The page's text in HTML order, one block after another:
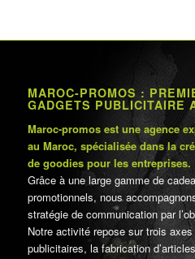
MAROC-PROMOS :
GADGETS PUBLICITAIRE
Maroc-promos est une agence
au Maroc, spécialisée dans la
de goodies pour les entreprises.
Grâce à une large gamme de
promotionnels, nous
stratégie de communication par
Notre activité repose sur trois
publicitaires, la fabrication